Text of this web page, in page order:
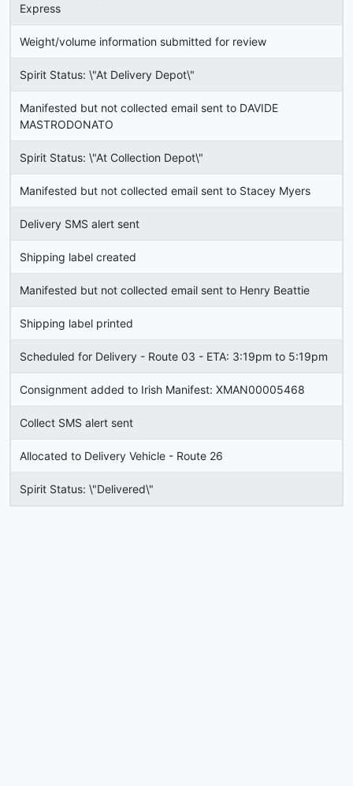
Express
Weight/volume information submitted for review
Spirit Status: \"At Delivery Depot\"
Manifested but not collected email sent to DAVIDE
MASTRODONATO
Spirit Status: \"At Collection Depot\"
Manifested but not collected email sent to Stacey Myers
Delivery SMS alert sent
Shipping label created
Manifested but not collected email sent to Henry Beattie
Shipping label printed
Scheduled for Delivery - Route 03 - ETA: 3:19pm to 5:19pm
Consignment added to Irish Manifest: XMAN00005468
Collect SMS alert sent
Allocated to Delivery Vehicle - Route 26
Spirit Status: \"Delivered\"